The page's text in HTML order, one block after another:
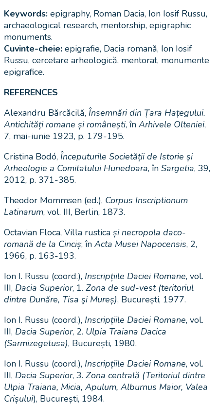
Keywords: epigraphy, Roman Dacia, Ion Iosif Russu,
archaeological research, mentorship, epigraphic
monuments.
Cuvinte-cheie: epigrafie, Dacia romană, Ion Iosif
Russu, cercetare arheologică, mentorat, monumente
epigrafice.
REFERENCES
Alexandru Bărcăcilă, Însemnări din Țara Hațegului.
Antichități romane și românești, în Arhivele Olteniei,
7, mai-iunie 1923, p. 179-195.
Cristina Bodó, Începuturile Societății de Istorie și
Arheologie a Comitatului Hunedoara, în Sargetia, 39,
2012, p. 371-385.
Theodor Mommsen (ed.), Corpus Inscriptionum
Latinarum, vol. III, Berlin, 1873.
Octavian Floca, Villa rustica și necropola daco-
romană de la Cinciș; în Acta Musei Napocensis, 2,
1966, p. 163-193.
Ion I. Russu (coord.), Inscripțiile Daciei Romane, vol.
III, Dacia Superior, 1. Zona de sud-vest (teritoriul
dintre Dunăre, Tisa şi Mureș), București, 1977.
Ion I. Russu (coord.), Inscripțiile Daciei Romane, vol.
III, Dacia Superior, 2. Ulpia Traiana Dacica
(Sarmizegetusa), București, 1980.
Ion I. Russu (coord.), Inscripțiile Daciei Romane, vol.
III, Dacia Superior, 3. Zona centrală (Teritoriul dintre
Ulpia Traiana, Micia, Apulum, Alburnus Maior, Valea
Crișului), București, 1984.